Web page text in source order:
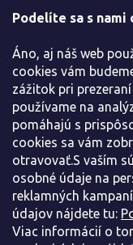
Podelíte sa s nami
Áno, aj náš web
cookies vám
zážitok pri
používame na
pomáhajú s
cookies sa vám
otravovať.S vaším
osobné údaje na
reklamných
údajov nájdete tu:
Viac informácií o
Informácie pre
Kontaktujte nás